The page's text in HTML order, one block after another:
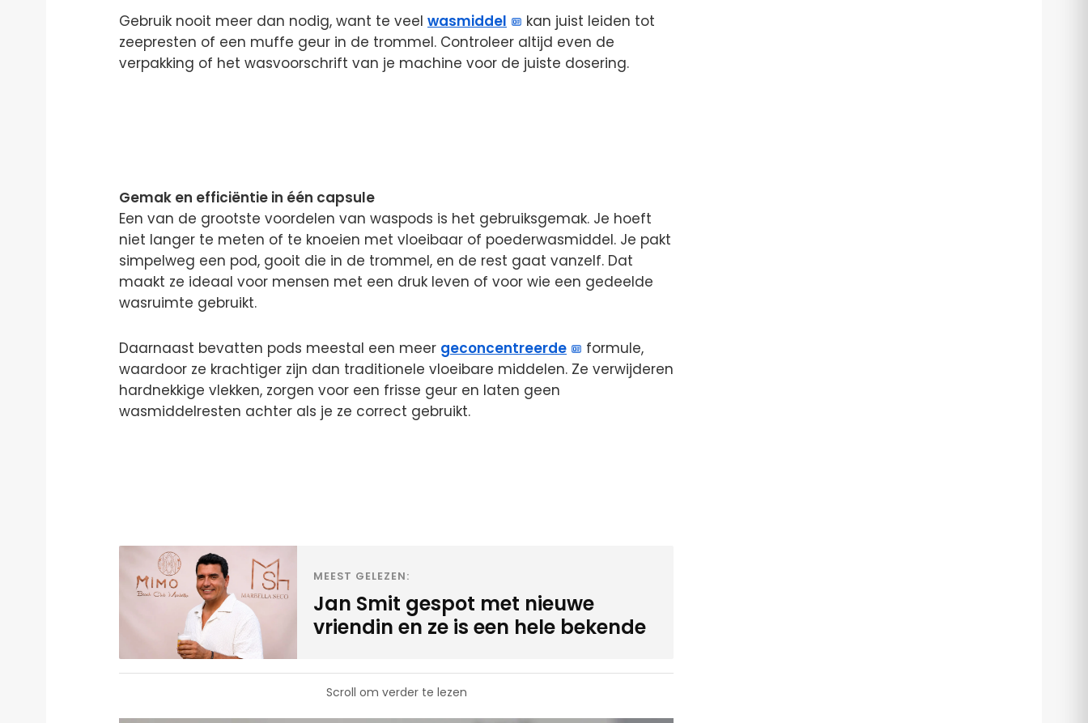
Gebruik nooit meer dan nodig, want te veel wasmiddel
kan juist leiden tot
zeepresten of een muffe geur in de trommel. Controleer altijd even de
verpakking of het wasvoorschrift van je machine voor de juiste dosering.
Gemak en efficiëntie in één capsule
Een van de grootste voordelen van waspods is het gebruiksgemak. Je hoeft
niet langer te meten of te knoeien met vloeibaar of poederwasmiddel. Je pakt
simpelweg een pod, gooit die in de trommel, en de rest gaat vanzelf. Dat
maakt ze ideaal voor mensen met een druk leven of voor wie een gedeelde
wasruimte gebruikt.
Daarnaast bevatten pods meestal een meer geconcentreerde
formule,
waardoor ze krachtiger zijn dan traditionele vloeibare middelen. Ze verwijderen
hardnekkige vlekken, zorgen voor een frisse geur en laten geen
wasmiddelresten achter als je ze correct gebruikt.
MEEST GELEZEN:
Jan Smit gespot met nieuwe
vriendin en ze is een hele bekende
Scroll om verder te lezen